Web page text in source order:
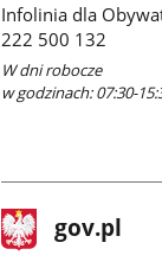
Infolinia dla
222 500 132
W dni robocze
w godzinach: 07:30-
stopka
gov.pl Strona
gov.pl